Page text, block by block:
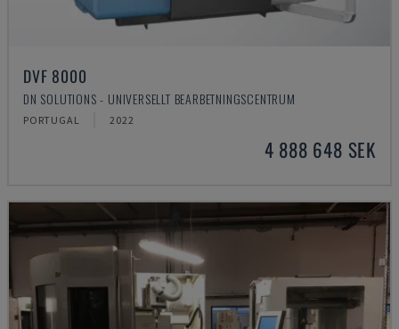
DVF 8000
DN SOLUTIONS - UNIVERSELLT BEARBETNINGSCENTRUM
PORTUGAL 2022
4 888 648 SEK